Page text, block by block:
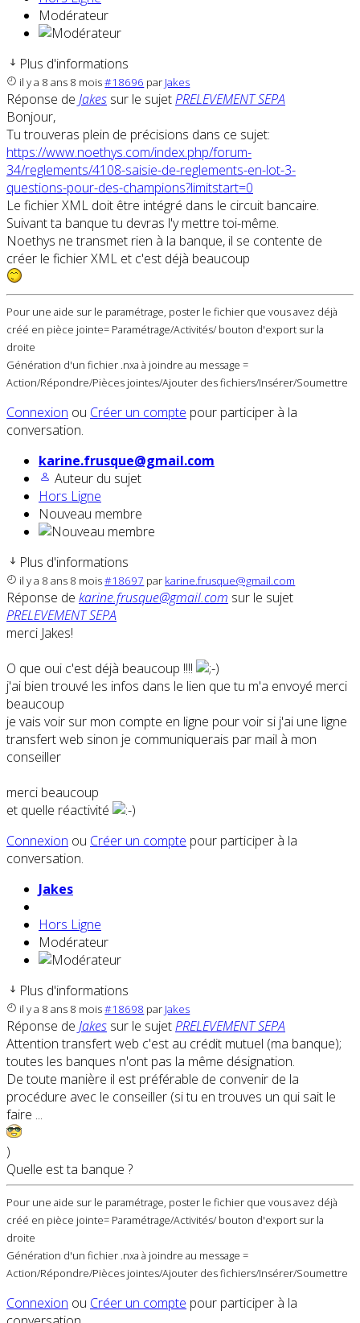
Modérateur
Plus d'informations
il y a 8 ans 8 mois#18696 par Jakes
Réponse de Jakes sur le sujetPRELEVEMENT SEPA
Bonjour,
Tu trouveras plein de précisions dans ce sujet:
https://www.noethys.com/index.php/forum-
34/reglements/4108-saisie-de-reglements-en-lot-3-
questions-pour-des-champions?limitstart=0
Le fichier XML doit être intégré dans le circuit bancaire.
Suivant ta banque tu devras l'y mettre toi-même.
Noethys ne transmet rien à la banque, il se contente de
créer le fichier XML et c'est déjà beaucoup
Pour une aide sur le paramétrage, poster le fichier que vous avez déjà
créé en pièce jointe= Paramétrage/Activités/ bouton d'export sur la
droite
Génération d'un fichier .nxa à joindre au message =
Action/Répondre/Pièces jointes/Ajouter des fichiers/Insérer/Soumettre
Connexion ou Créer un compte pour participer à la
conversation.
karine.frusque@gmail.com
Auteur du sujet
Hors Ligne
Nouveau membre
Plus d'informations
il y a 8 ans 8 mois#18697 par karine.frusque@gmail.com
Réponse de karine.frusque@gmail.com sur le sujet
PRELEVEMENT SEPA
merci Jakes!
O que oui c'est déjà beaucoup !!!!
j'ai bien trouvé les infos dans le lien que tu m'a envoyé merci
beaucoup
je vais voir sur mon compte en ligne pour voir si j'ai une ligne
transfert web sinon je communiquerais par mail à mon
conseiller
merci beaucoup
et quelle réactivité
Connexion ou Créer un compte pour participer à la
conversation.
Jakes
Hors Ligne
Modérateur
Plus d'informations
il y a 8 ans 8 mois#18698 par Jakes
Réponse de Jakes sur le sujetPRELEVEMENT SEPA
Attention transfert web c'est au crédit mutuel (ma banque);
toutes les banques n'ont pas la même désignation.
De toute manière il est préférable de convenir de la
procédure avec le conseiller (si tu en trouves un qui sait le
faire ...
)
Quelle est ta banque ?
Pour une aide sur le paramétrage, poster le fichier que vous avez déjà
créé en pièce jointe= Paramétrage/Activités/ bouton d'export sur la
droite
Génération d'un fichier .nxa à joindre au message =
Action/Répondre/Pièces jointes/Ajouter des fichiers/Insérer/Soumettre
Connexion ou Créer un compte pour participer à la